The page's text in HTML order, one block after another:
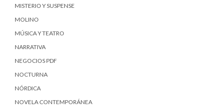
MISTERIO Y SUSPENSE
MOLINO
MÚSICA Y TEATRO
NARRATIVA
NEGOCIOS PDF
NOCTURNA
NÓRDICA
NOVELA CONTEMPORÁNEA